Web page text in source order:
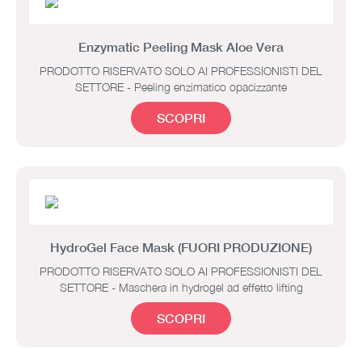
Enzymatic Peeling Mask Aloe Vera
PRODOTTO RISERVATO SOLO AI PROFESSIONISTI DEL
SETTORE - Peeling enzimatico opacizzante
SCOPRI
HydroGel Face Mask (FUORI PRODUZIONE)
PRODOTTO RISERVATO SOLO AI PROFESSIONISTI DEL
SETTORE - Maschera in hydrogel ad effetto lifting
SCOPRI